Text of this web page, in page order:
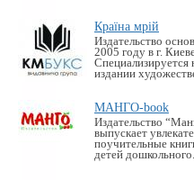
Країна мрій
Издательство
2005 году в г.
Специализируется
издании
МАНГО-book
Издательство
выпускает
поучительные
детей